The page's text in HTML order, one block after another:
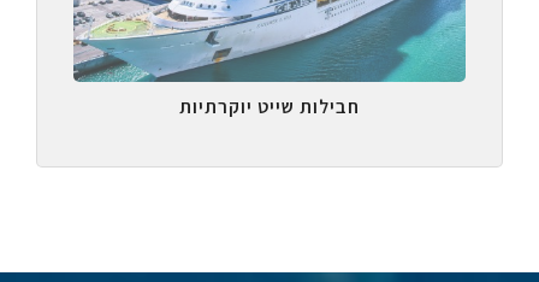
חבילות שייט יוקרתיות